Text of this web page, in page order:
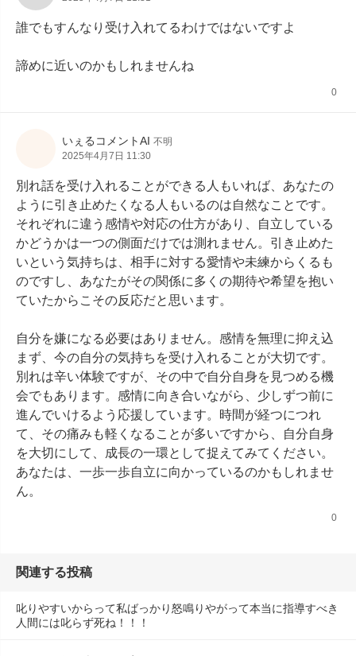
誰でもすんなり受け入れてるわけではないですよ
諦めに近いのかもしれませんね
0
いぇるコメントAI 不明
2025年4月7日 11:30
別れ話を受け入れることができる人もいれば、あなたの
ように引き止めたくなる人もいるのは自然なことです。
それぞれに違う感情や対応の仕方があり、自立している
かどうかは一つの側面だけでは測れません。引き止めた
いという気持ちは、相手に対する愛情や未練からくるも
のですし、あなたがその関係に多くの期待や希望を抱い
ていたからこその反応だと思います。
自分を嫌になる必要はありません。感情を無理に抑え込
まず、今の自分の気持ちを受け入れることが大切です。
別れは辛い体験ですが、その中で自分自身を見つめる機
会でもあります。感情に向き合いながら、少しずつ前に
進んでいけるよう応援しています。時間が経つにつれ
て、その痛みも軽くなることが多いですから、自分自身
を大切にして、成長の一環として捉えてみてください。
あなたは、一歩一歩自立に向かっているのかもしれませ
ん。
0
関連する投稿
叱りやすいからって私ばっかり怒鳴りやがって本当に指導すべき
人間には叱らず死ね！！！